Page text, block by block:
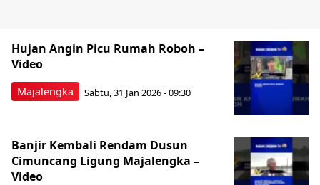
Majalengka
Hujan Angin Picu Rumah Roboh –
Video
Sabtu, 31 Jan 2026 - 09:30
Banjir Kembali Rendam Dusun
Cimuncang Ligung Majalengka –
Video